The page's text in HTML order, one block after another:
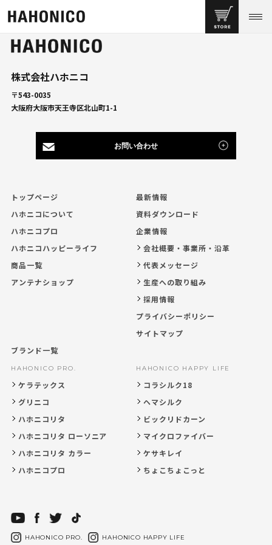
株式会社ハホニコ
〒543-0035
大阪府大阪市天王寺区北山町1-1
お問い合わせ
トップページ
ハホニコについて
ハホニコプロ
ハホニコハッピーライフ
商品一覧
アンテナショップ
ブランド一覧
HAHONICO PRO.
ケラテックス
グリニコ
ハホニコリタ
ハホニコリタ ローソニア
ハホニコリタ カラー
ハホニコプロ
HAHONICO HAPPY LIFE
コラシルク18
ヘマシルク
ビックリドカーン
マイクロファイバー
ケサキレイ
ちょこちょこっと
最新情報
資料ダウンロード
企業情報
会社概要・事業所・沿革
代表メッセージ
生産への取り組み
採用情報
プライバシーポリシー
サイトマップ
HAHONICO PRO. HAHONICO HAPPY LIFE